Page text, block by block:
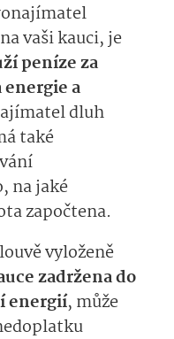
vaši kauci, je
peníze za
energie a
dluh
také
na jaké
započtena.
vyloženě
zadržena do
energií, může